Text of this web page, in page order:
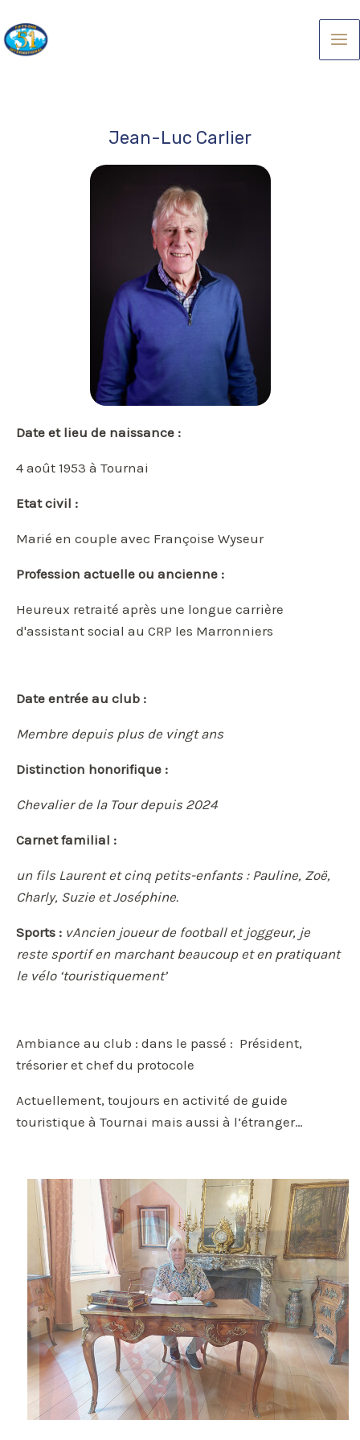
au
contenu
Jean-Luc Carlier
Date et lieu de naissance :
4 août 1953 à Tournai
Etat civil :
Marié en couple avec Françoise Wyseur
Profession actuelle ou ancienne :
Heureux retraité après une longue carrière
d'assistant social au CRP les Marronniers
Date entrée au club :
Membre depuis plus de vingt ans
Distinction honorifique :
Chevalier de la Tour depuis 2024
Carnet familial :
un fils Laurent et cinq petits-enfants : Pauline, Zoë,
Charly, Suzie et Joséphine.
Sports : vAncien joueur de football et joggeur, je
reste sportif en marchant beaucoup et en pratiquant
le vélo ‘touristiquement’
Ambiance au club : dans le passé : Président,
trésorier et chef du protocole
Actuellement, toujours en activité de guide
touristique à Tournai mais aussi à l’étranger…